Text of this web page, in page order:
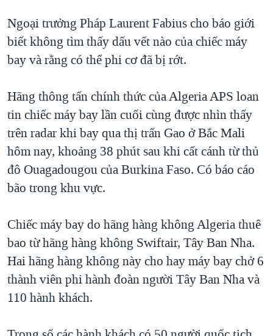
BÊN KIA QUỐC LỘ: TIẾNG VỌNG TỪ NÔNG THÔN MỸ
QUAN HỆ VIỆT MỸ
Ngoại trưởng Pháp Laurent Fabius cho báo giới
biết không tìm thấy dấu vết nào của chiếc máy
bay và rằng có thể phi cơ đã bị rớt.
Hãng thông tấn chính thức của Algeria APS loan
tin chiếc máy bay lần cuối cùng được nhìn thấy
trên radar khi bay qua thị trấn Gao ở Bắc Mali
hôm nay, khoảng 38 phút sau khi cất cánh từ thủ
đô Ouagadougou của Burkina Faso. Có báo cáo
bão trong khu vực.
Chiếc máy bay do hãng hàng không Algeria thuê
bao từ hãng hàng không Swiftair, Tây Ban Nha.
Hai hãng hàng không này cho hay máy bay chở 6
thành viên phi hành đoàn người Tây Ban Nha và
110 hành khách.